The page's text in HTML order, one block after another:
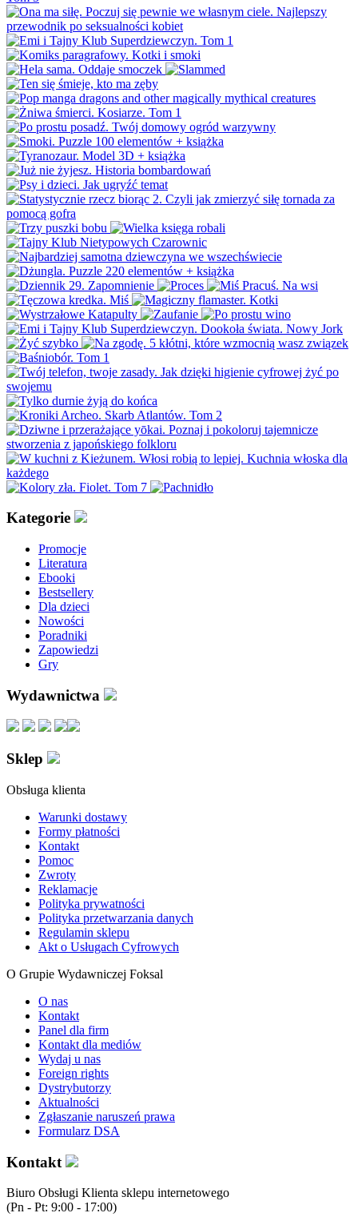
Kategorie
Promocje
Literatura
Ebooki
Bestsellery
Dla dzieci
Nowości
Poradniki
Zapowiedzi
Gry
Wydawnictwa
Sklep
Obsługa klienta
Warunki dostawy
Formy płatności
Kontakt
Pomoc
Zwroty
Reklamacje
Polityka prywatności
Polityka przetwarzania danych
Regulamin sklepu
Akt o Usługach Cyfrowych
O Grupie Wydawniczej Foksal
O nas
Kontakt
Panel dla firm
Kontakt dla mediów
Wydaj u nas
Foreign rights
Dystrybutorzy
Aktualności
Zgłaszanie naruszeń prawa
Formularz DSA
Kontakt
Biuro Obsługi Klienta sklepu internetowego
(Pn - Pt: 9:00 - 17:00)